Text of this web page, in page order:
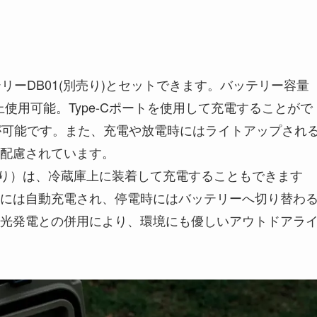
ーDB01(別売り)とセットできます。バッテリー容量
用可能。Type-Cポートを使用して充電することがで
能です。また、充電や放電時にはライトアップされ
慮されています。
は、冷蔵庫上に装着して充電することもできます
は自動充電され、停電時にはバッテリーへ切り替わる
発電との併用により、環境にも優しいアウトドアライ